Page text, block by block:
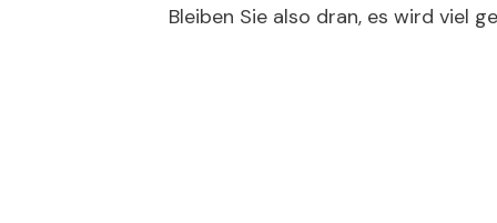
Bleiben Sie also dran, es wird viel